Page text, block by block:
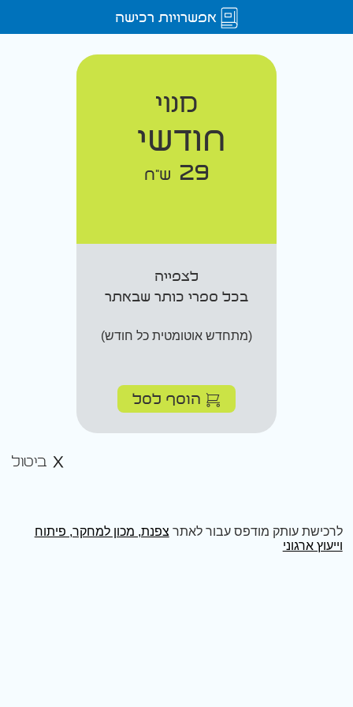
אפשרויות רכישה
מנוי
חודשי
29 ש"ח
לצפייה
בכל ספרי כותר שבאתר
(מתחדש אוטומטית כל חודש)
הוסף לסל
ביטול
לרכישת עותק מודפס עבור לאתר צפנת, מכון למחקר, פיתוח
וייעוץ ארגוני